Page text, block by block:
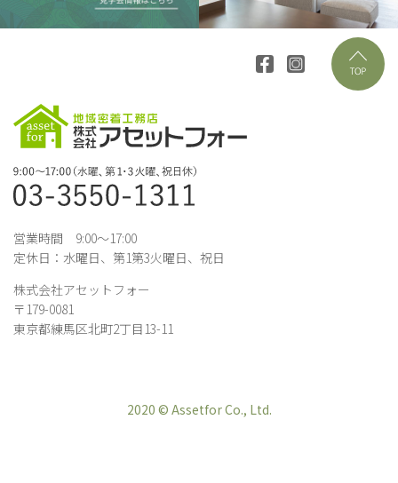
営業時間 9:00～17:00
定休日：水曜日、第1第3火曜日、祝日
株式会社アセットフォー
〒179-0081
東京都練馬区北町2丁目13-11
2020 © Assetfor Co., Ltd.